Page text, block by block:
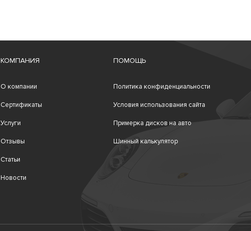
КОМПАНИЯ
О компании
Сертификаты
Услуги
Отзывы
Статьи
Новости
ПОМОЩЬ
Политика конфиденциальности
Условия использования сайта
Примерка дисков на авто
Шинный калькулятор